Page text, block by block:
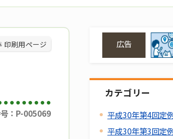
印刷用ページ
：P-005069
広告
カテゴリー
平成30年第4回定
平成30年第3回定